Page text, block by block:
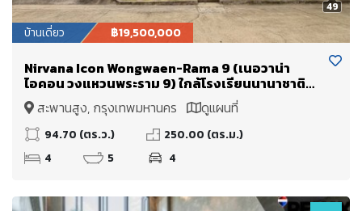
49
บ้านเดี่ยว ฿19,500,000
Nirvana Icon Wongwaen-Rama 9 (เนอวาน่า
ไอคอน วงแหวนพระราม 9) ใกล้โรงเรียนนานาชาติ
Wellington College International School และ
มหาวิทยาลัยนานาชาติแสตมฟอร์ด
สะพานสูง, กรุงเทพมหานคร ดูแผนที่
94.70 (ตร.ว.)
250.00 (ตร.ม.)
4
5 4